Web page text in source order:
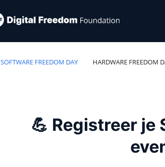
SOFTWARE FREEDOM DAY HARDWARE FREEDOM
💪 Registreer je